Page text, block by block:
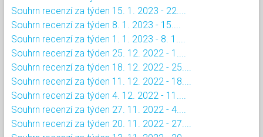
Souhrn recenzí za týden 15. 1. 2023 - 22....
Souhrn recenzí za týden 8. 1. 2023 - 15....
Souhrn recenzí za týden 1. 1. 2023 - 8. 1....
Souhrn recenzí za týden 25. 12. 2022 - 1....
Souhrn recenzí za týden 18. 12. 2022 - 25....
Souhrn recenzí za týden 11. 12. 2022 - 18....
Souhrn recenzí za týden 4. 12. 2022 - 11....
Souhrn recenzí za týden 27. 11. 2022 - 4....
Souhrn recenzí za týden 20. 11. 2022 - 27....